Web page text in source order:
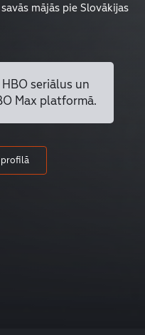
mājās pie Slovākijas
seriālus un
Max platformā.
profilā